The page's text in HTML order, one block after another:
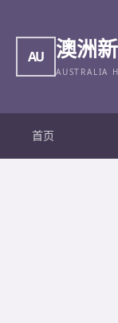
AU 澳洲
AUSTRALIA
首页